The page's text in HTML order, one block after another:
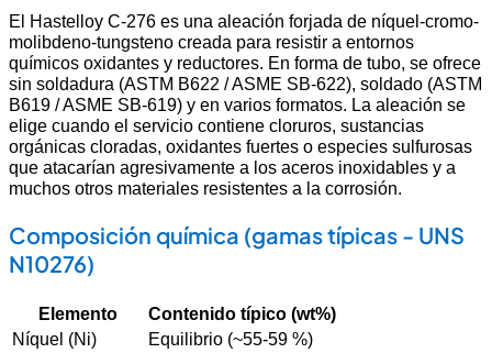
El Hastelloy C-276 es una aleación forjada de níquel-cromo-
molibdeno-tungsteno creada para resistir a entornos
químicos oxidantes y reductores. En forma de tubo, se ofrece
sin soldadura (ASTM B622 / ASME SB-622), soldado (ASTM
B619 / ASME SB-619) y en varios formatos. La aleación se
elige cuando el servicio contiene cloruros, sustancias
orgánicas cloradas, oxidantes fuertes o especies sulfurosas
que atacarían agresivamente a los aceros inoxidables y a
muchos otros materiales resistentes a la corrosión.
Composición química (gamas típicas - UNS
N10276)
Elemento
Contenido típico (wt%)
Níquel (Ni)
Equilibrio (~55-59 %)